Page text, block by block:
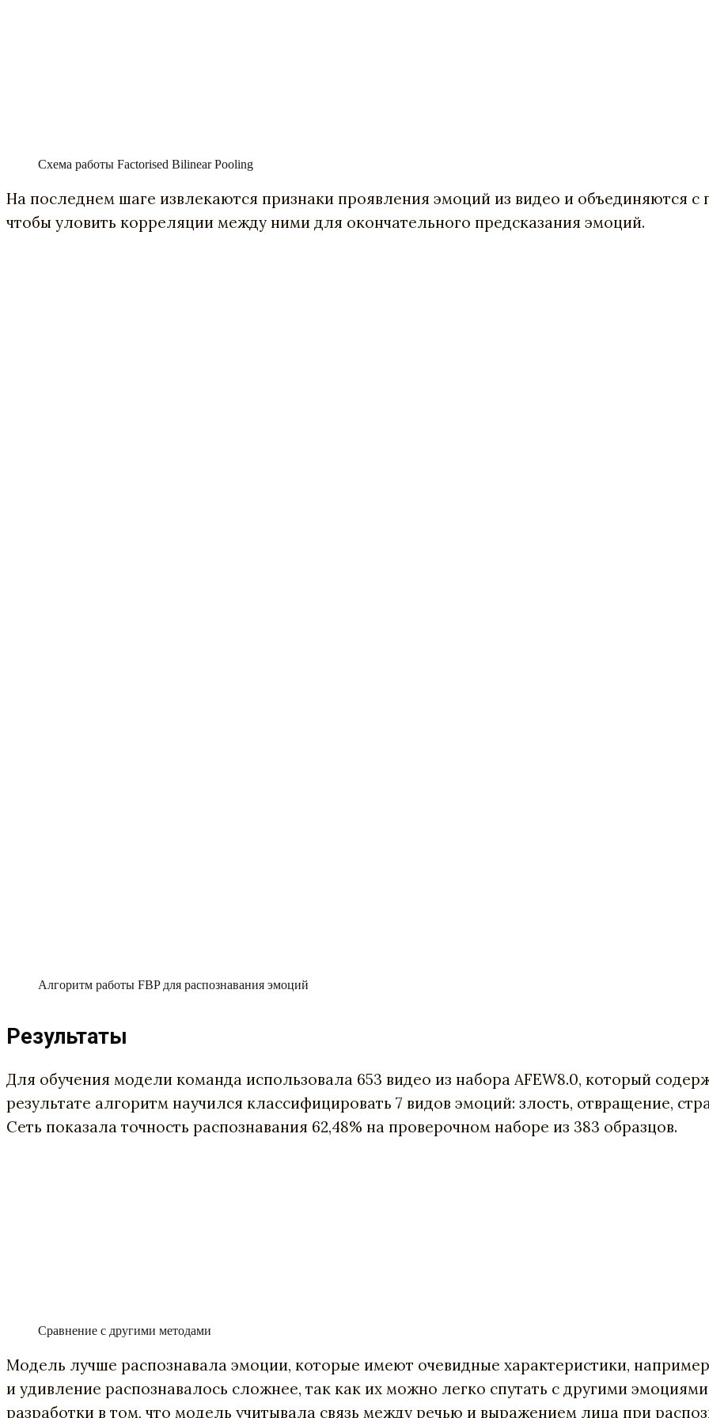
Схема работы Factorised Bilinear Pooling
На последнем шаге извлекаются признаки проявления эмоций из видео и объединяются с
чтобы уловить корреляции между ними для окончательного предсказания эмоций.
Алгоритм работы FBP для распознавания эмоций
Результаты
Для обучения модели команда использовала 653 видео из набора AFEW8.0, который
результате алгоритм научился классифицировать 7 видов эмоций: злость, отвращение,
Сеть показала точность распознавания 62,48% на проверочном наборе из 383 образцов.
Сравнение с другими методами
Модель лучше распознавала эмоции, которые имеют очевидные характеристики,
и удивление распознавалось сложнее, так как их можно легко спутать с другими
разработки в том, что модель учитывала связь между речью и выражением лица при